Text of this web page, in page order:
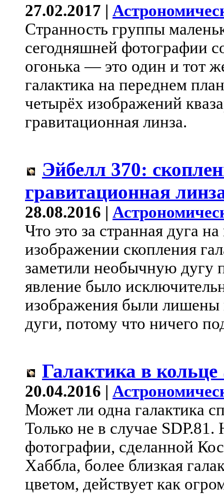
27.02.2017 |
Странность группы
сегодняшней фотографии
огонька — это один и тот
галактика на переднем
четырёх изображений
гравитационная линза.
Эйбелл 370:
гравитационная
28.08.2016 |
Что это за странная дуга
изображении скопления
заметили необычную дугу
явление было
изображения были лишены
дуги, потому что ничего
Галактика в
20.04.2016 |
Может ли одна галактика
Только не в случае
фотографии, сделанной
Хаббла, более близкая
цветом, действует как